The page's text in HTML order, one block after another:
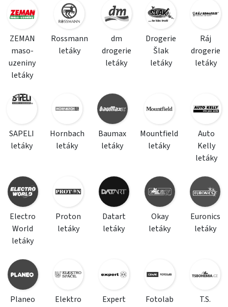
ZEMAN
maso-
uzeniny
letáky
Rossmann
letáky
dm
drogerie
letáky
Drogerie
Šlak
letáky
Ráj
drogerie
letáky
SAPELI
letáky
Hornbach
letáky
Baumax
letáky
Mountfield
letáky
Auto
Kelly
letáky
Electro
World
letáky
Proton
letáky
Datart
letáky
Okay
letáky
Euronics
letáky
Planeo
Elektro
Expert
Fotolab
T.S.